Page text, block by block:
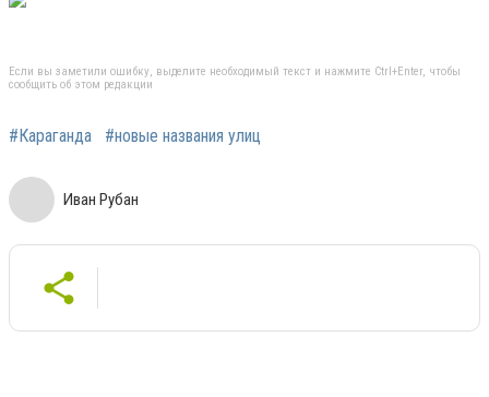
Если вы заметили ошибку, выделите необходимый текст и нажмите Ctrl+Enter, чтобы
сообщить об этом редакции
#Караганда #новые названия улиц
Иван Рубан